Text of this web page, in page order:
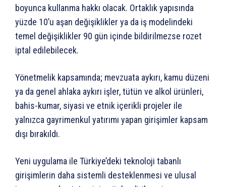
boyunca kullanma hakkı olacak. Ortaklık yapısında
yüzde 10’u aşan değişiklikler ya da iş modelindeki
temel değişiklikler 90 gün içinde bildirilmezse rozet
iptal edilebilecek.
Yönetmelik kapsamında; mevzuata aykırı, kamu düzeni
ya da genel ahlaka aykırı işler, tütün ve alkol ürünleri,
bahis-kumar, siyasi ve etnik içerikli projeler ile
yalnızca gayrimenkul yatırımı yapan girişimler kapsam
dışı bırakıldı.
Yeni uygulama ile Türkiye’deki teknoloji tabanlı
girişimlerin daha sistemli desteklenmesi ve ulusal